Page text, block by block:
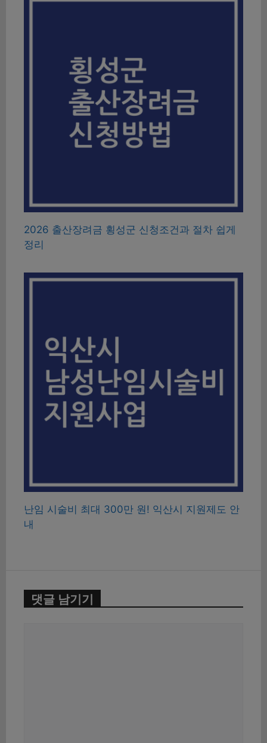
2026 출산장려금 횡성군 신청조건과 절차 쉽게
정리
난임 시술비 최대 300만 원! 익산시 지원제도 안
내
댓글 남기기